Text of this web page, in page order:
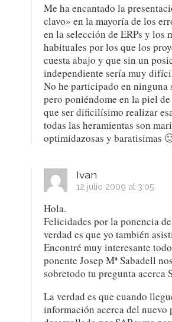
Me ha encantado la
clavo» en la mayoría de los
en la selección de ERPs y los
habituales por los que los
cuesta abajo y que sin un
independiente sería muy
No he participado en ninguna
pero poniéndome en la piel
que ser dificilísimo realizar
todas las heramientas son
optimidazosas y baratisimas
Ivan
12 julio 2009 at 3:05
Hola.
Felicidades por la ponencia
verdad es que yo también
Encontré muy interesante
ponente Josep Mª Sabadell
sobretodo tu pregunta acerca
La verdad es que cuando
información acerca del nuevo